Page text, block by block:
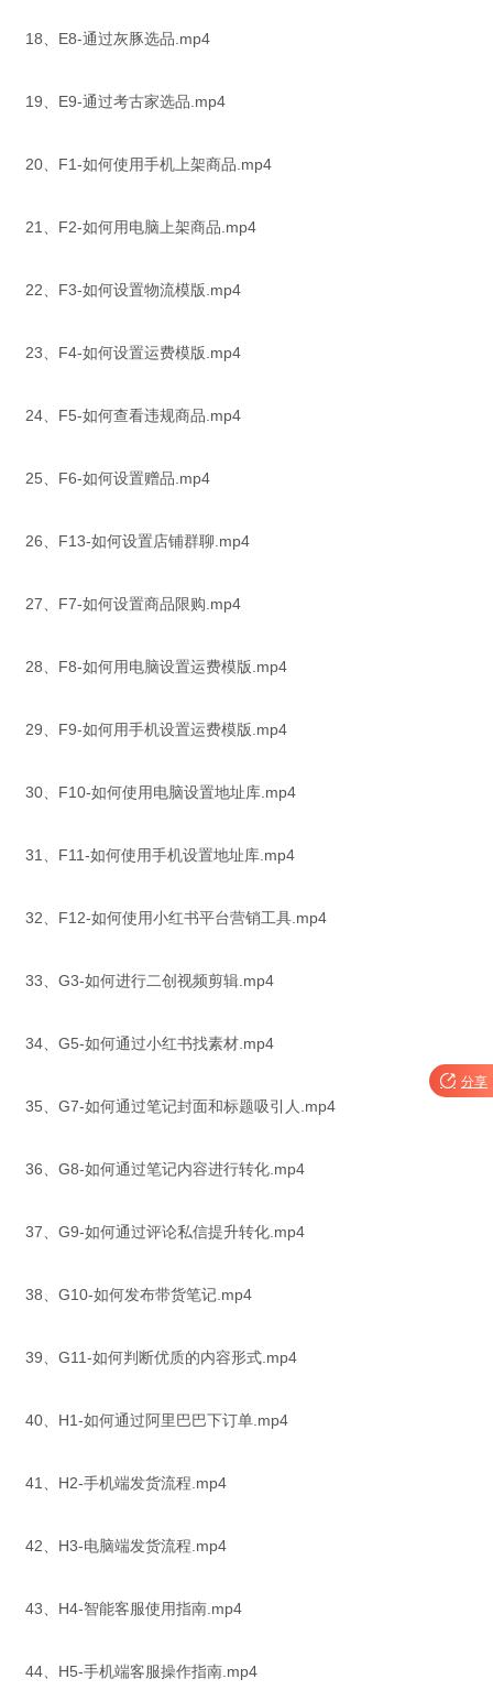
18、E8-通过灰豚选品.mp4
19、E9-通过考古家选品.mp4
20、F1-如何使用手机上架商品.mp4
21、F2-如何用电脑上架商品.mp4
22、F3-如何设置物流模版.mp4
23、F4-如何设置运费模版.mp4
24、F5-如何查看违规商品.mp4
25、F6-如何设置赠品.mp4
26、F13-如何设置店铺群聊.mp4
27、F7-如何设置商品限购.mp4
28、F8-如何用电脑设置运费模版.mp4
29、F9-如何用手机设置运费模版.mp4
30、F10-如何使用电脑设置地址库.mp4
31、F11-如何使用手机设置地址库.mp4
32、F12-如何使用小红书平台营销工具.mp4
33、G3-如何进行二创视频剪辑.mp4
34、G5-如何通过小红书找素材.mp4
35、G7-如何通过笔记封面和标题吸引人.mp4
36、G8-如何通过笔记内容进行转化.mp4
37、G9-如何通过评论私信提升转化.mp4
38、G10-如何发布带货笔记.mp4
39、G11-如何判断优质的内容形式.mp4
40、H1-如何通过阿里巴巴下订单.mp4
41、H2-手机端发货流程.mp4
42、H3-电脑端发货流程.mp4
43、H4-智能客服使用指南.mp4
44、H5-手机端客服操作指南.mp4
 分享